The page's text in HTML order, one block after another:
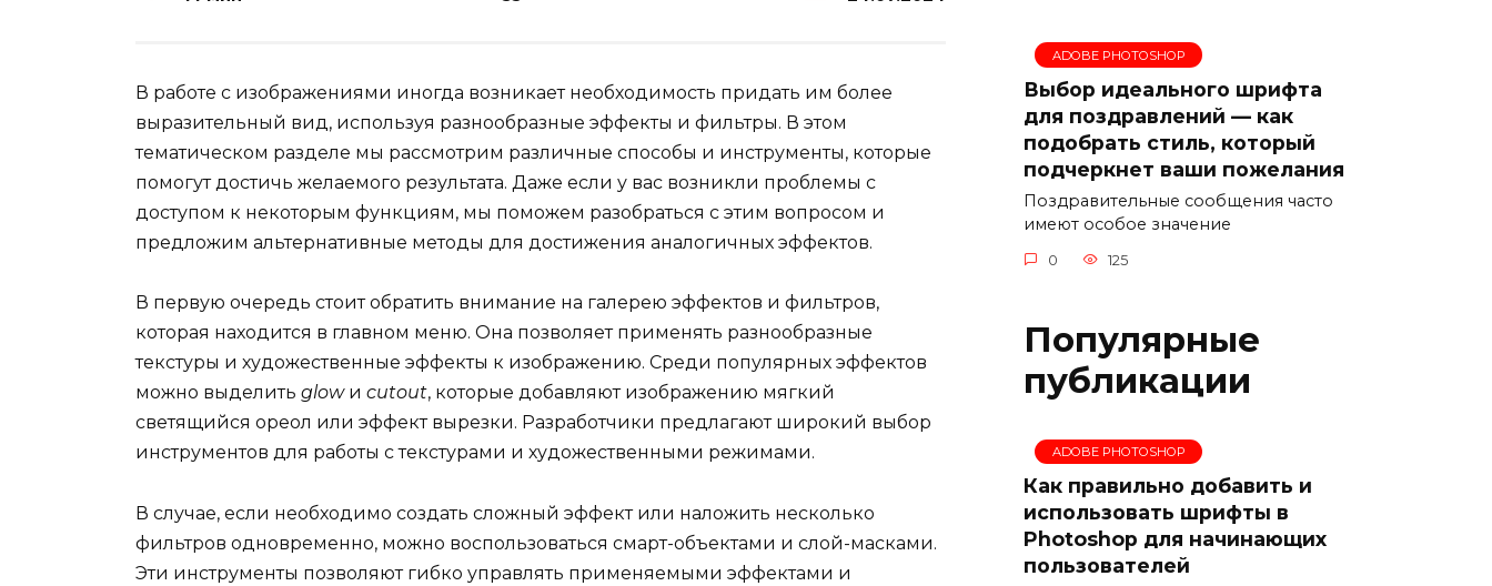
В работе с изображениями иногда возникает необходимость придать им более
выразительный вид, используя разнообразные эффекты и фильтры. В этом
тематическом разделе мы рассмотрим различные способы и инструменты, которые
помогут достичь желаемого результата. Даже если у вас возникли проблемы с
доступом к некоторым функциям, мы поможем разобраться с этим вопросом и
предложим альтернативные методы для достижения аналогичных эффектов.
В первую очередь стоит обратить внимание на галерею эффектов и фильтров,
которая находится в главном меню. Она позволяет применять разнообразные
текстуры и художественные эффекты к изображению. Среди популярных эффектов
можно выделить glowи cutout, которые добавляют изображению мягкий
светящийся ореол или эффект вырезки. Разработчики предлагают широкий выбор
инструментов для работы с текстурами и художественными режимами.
В случае, если необходимо создать сложный эффект или наложить несколько
фильтров одновременно, можно воспользоваться смарт-объектами и слой-масками.
Эти инструменты позволяют гибко управлять применяемыми эффектами и
ADOBE PHOTOSHOP
Выбор идеального шрифта
для поздравлений — как
подобрать стиль, который
подчеркнет ваши пожелания
Поздравительные сообщения часто
имеют особое значение
0 125
Популярные
публикации
ADOBE PHOTOSHOP
Как правильно добавить и
использовать шрифты в
Photoshop для начинающих
пользователей